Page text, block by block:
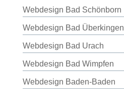
Webdesign Bad Schönborn
Webdesign Bad Überkingen
Webdesign Bad Urach
Webdesign Bad Wimpfen
Webdesign Baden-Baden